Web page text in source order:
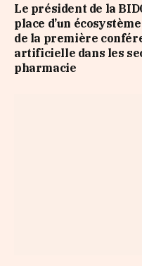
Le président de la
place d’un
de la première
artificielle dans les
pharmacie